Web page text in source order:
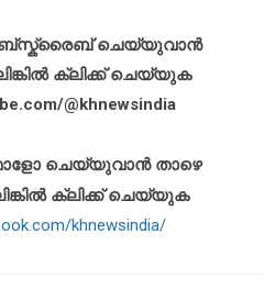
ചെയ്യുവാൻ
ക്ലിക്ക് ചെയ്യുക
@khnewsindia
ചെയ്യുവാൻ താഴെ
ക്ലിക്ക് ചെയ്യുക
khnewsindia/